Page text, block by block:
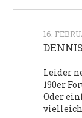
16.
Leider
190er
Oder